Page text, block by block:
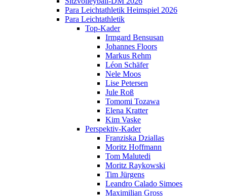
Para Leichtathletik Heimspiel 2026
Para Leichtathletik
Top-Kader
Irmgard Bensusan
Johannes Floors
Markus Rehm
Léon Schäfer
Nele Moos
Lise Petersen
Jule Roß
Tomomi Tozawa
Elena Kratter
Kim Vaske
Perspektiv-Kader
Franziska Dziallas
Moritz Hoffmann
Tom Malutedi
Moritz Raykowski
Tim Jürgens
Leandro Calado Simoes
Maximilian Gross